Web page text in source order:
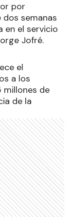
por
dos semanas
en el servicio
Jofré.
el
a los
millones de
de la